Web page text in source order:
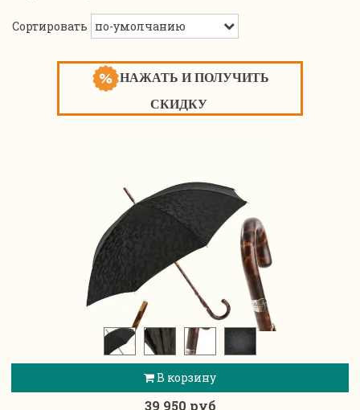
Сортировать
НАЖАТЬ И ПОЛУЧИТЬ
СКИДКУ
В корзину
39 950 руб